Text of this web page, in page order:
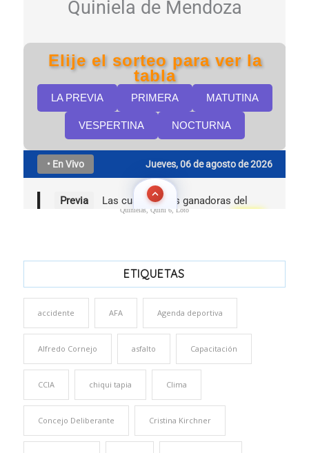
Quinielas, Quini 6, Loto
ETIQUETAS
accidente AFA Agenda deportiva
Alfredo Cornejo asfalto Capacitación
CCIA chiqui tapia Clima
Concejo Deliberante Cristina Kirchner